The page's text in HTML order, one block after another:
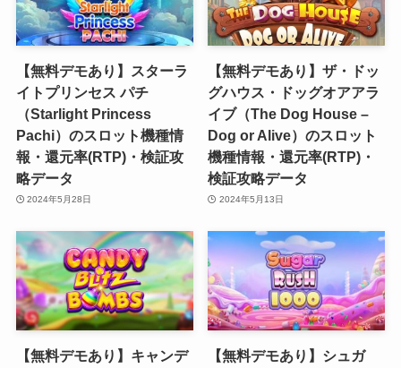
【無料デモあり】スターラ
イトプリンセス パチ
（Starlight Princess
Pachi）のスロット機種情
報・還元率(RTP)・検証攻
略データ
2024年5月28日
【無料デモあり】ザ・ドッ
グハウス・ドッグオアアラ
イブ（The Dog House –
Dog or Alive）のスロット
機種情報・還元率(RTP)・
検証攻略データ
2024年5月13日
【無料デモあり】キャンデ
【無料デモあり】シュガ